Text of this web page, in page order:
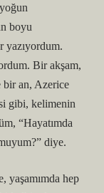
boyu
yazıyordum.
Bir akşam,
bir an, Azerice
gibi, kelimenin
“Hayatımda
diye.
yaşamımda hep